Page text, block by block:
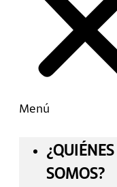
Menú
¿QUIÉNES
SOMOS?